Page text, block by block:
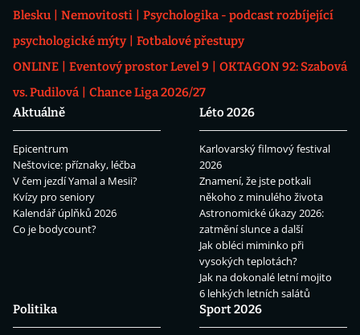
Blesku
Nemovitosti
Psychologika - podcast rozbíjející
psychologické mýty
Fotbalové přestupy
ONLINE
Eventový prostor Level 9
OKTAGON 92: Szabová
vs. Pudilová
Chance Liga 2026/27
Aktuálně
Epicentrum
Neštovice: příznaky, léčba
V čem jezdí Yamal a Mesii?
Kvízy pro seniory
Kalendář úplňků 2026
Co je bodycount?
Léto 2026
Karlovarský filmový festival
2026
Znamení, že jste potkali
někoho z minulého života
Astronomické úkazy 2026:
zatmění slunce a další
Jak obléci miminko při
vysokých teplotách?
Jak na dokonalé letní mojito
6 lehkých letních salátů
Politika
Sport 2026